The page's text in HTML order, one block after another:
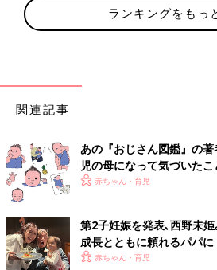
ランキングをもっ
関連記事
あの『おじさん図鑑』の
児の母になって気づいた
赤ちゃん・育児
第2子妊娠を発表､西野未
成長とともに頼れるパパ
は､娘の食べむらに悪戦苦闘
赤ちゃん・育児